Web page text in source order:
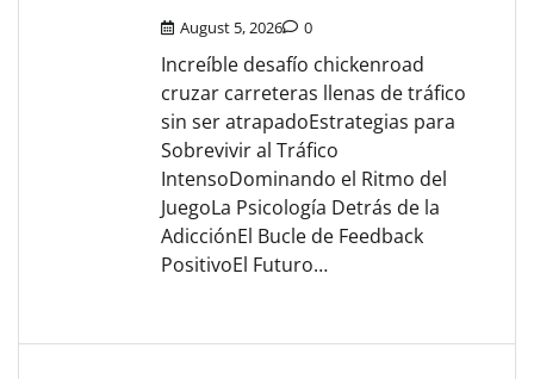
August 5, 2026 0
Increíble desafío chickenroad
cruzar carreteras llenas de tráfico
sin ser atrapadoEstrategias para
Sobrevivir al Tráfico
IntensoDominando el Ritmo del
JuegoLa Psicología Detrás de la
AdicciónEl Bucle de Feedback
PositivoEl Futuro…